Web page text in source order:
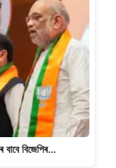
বাবে বিজেপিৰ…